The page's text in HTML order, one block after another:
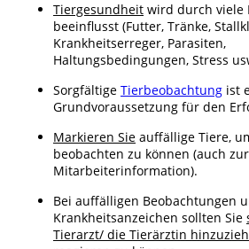
Tiergesundheit wird durch viele
beeinflusst (Futter, Tränke,
Krankheitserreger, Parasiten,
Haltungsbedingungen, Stress
Sorgfältige Tierbeobachtung ist
Grundvoraussetzung für den
Markieren Sie auffällige Tiere,
beobachten zu können (auch zur
Mitarbeiterinformation).
Bei auffälligen Beobachtungen
Krankheitsanzeichen sollten Sie
Tierarzt/ die Tierärztin